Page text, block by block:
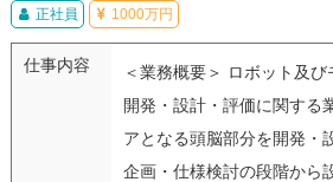
正社員 1000万円
仕事内容
＜業務概要＞ ロボット及
開発・設計・評価に関する
アとなる頭脳部分を開発・
企画・仕様検討の段階から